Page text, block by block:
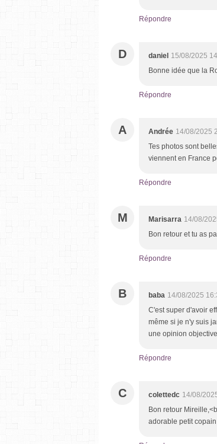
Répondre
D daniel 15/08/2025
Bonne idée que la
Répondre
A Andrée 14/08/2025
Tes photos sont
viennent en France
Répondre
M Marisarra 14/08/
Bon retour et tu as
Répondre
B baba 14/08/2025
C'est super d'avoir
même si je n'y suis
une opinion
Répondre
C colettedc 14/08/
Bon retour
adorable petit